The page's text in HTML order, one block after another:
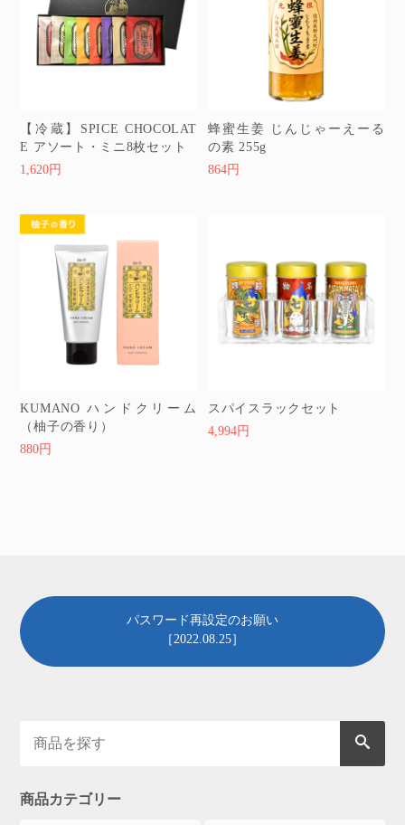
【冷蔵】SPICE CHOCOLAT
E アソート・ミニ8枚セット
1,620円
蜂蜜生姜 じんじゃーえーる
の素 255g
864円
KUMANO ハンドクリーム
（柚子の香り）
880円
スパイスラックセット
4,994円
パスワード再設定のお願い
［2022.08.25］
商品カテゴリー